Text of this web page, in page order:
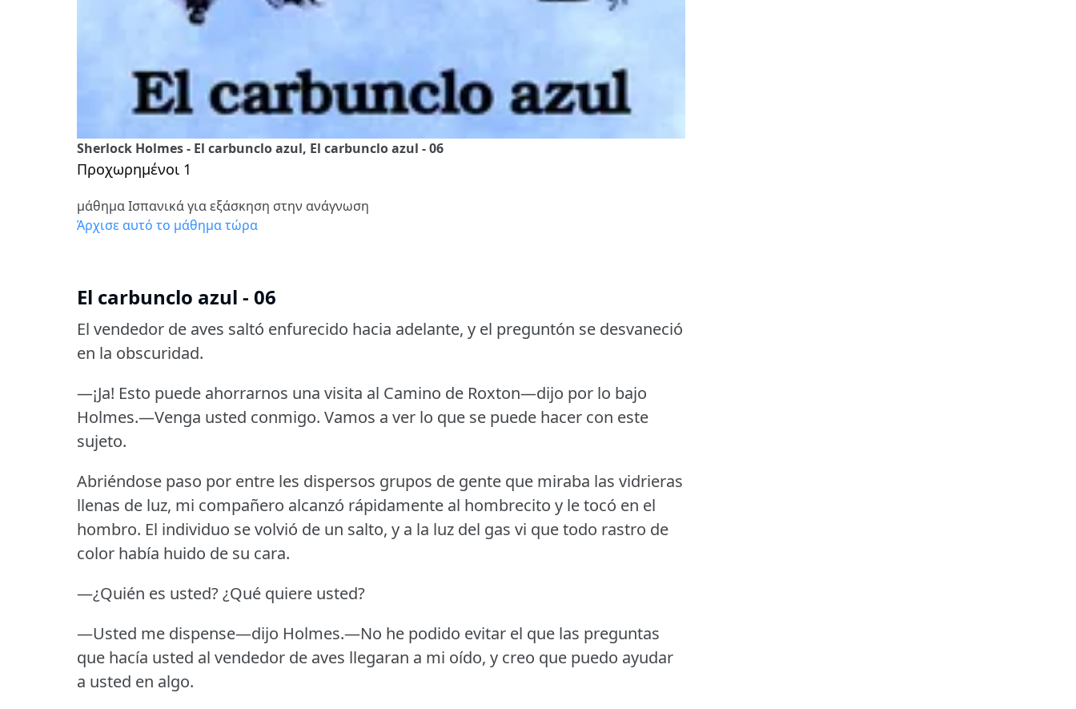
Sherlock Holmes - El carbunclo azul, El carbunclo azul - 06
Προχωρημένοι 1
μάθημα Ισπανικά για εξάσκηση στην ανάγνωση
Άρχισε αυτό το μάθημα τώρα
El carbunclo azul - 06
El vendedor de aves saltó enfurecido hacia adelante, y el preguntón se desvaneció
en la obscuridad.
—¡Ja! Esto puede ahorrarnos una visita al Camino de Roxton—dijo por lo bajo
Holmes.—Venga usted conmigo. Vamos a ver lo que se puede hacer con este
sujeto.
Abriéndose paso por entre les dispersos grupos de gente que miraba las vidrieras
llenas de luz, mi compañero alcanzó rápidamente al hombrecito y le tocó en el
hombro. El individuo se volvió de un salto, y a la luz del gas vi que todo rastro de
color había huido de su cara.
—¿Quién es usted?¿Qué quiere usted?
—Usted me dispense—dijo Holmes.—No he podido evitar el que las preguntas
que hacía usted al vendedor de aves llegaran a mi oído, y creo que puedo ayudar
a usted en algo.